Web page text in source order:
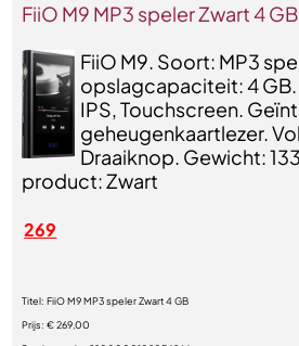
FiiO M9 MP3 speler Zwart 4 GB
FiiO M9. Soort: MP3
opslagcapaciteit: 4
IPS, Touchscreen.
geheugenkaartlezer.
Draaiknop. Gewicht:
product: Zwart
269
Titel:FiiO M9 MP3 speler Zwart 4 GB
Prijs:€ 269,00